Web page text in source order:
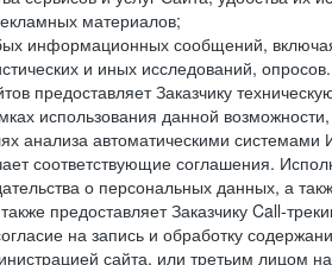
материалов;
информационных сообщений,
и иных исследований, опросов.
предоставляет Заказчику
использования данной
анализа автоматическими
соответствующие соглашения.
о персональных данных, а
предоставляет Заказчику Call-
на запись и обработку
сайта, или третьим лицом